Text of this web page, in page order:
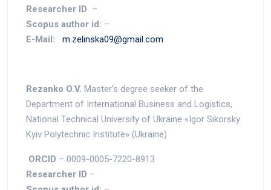
Researcher ID –
Scopus author id: –
E-Mail:
m.zelinska09@gmail.com
Rezanko O.V. Master’s degree seeker of the
Department of International Business and Logistics,
National Technical University of Ukraine «Igor Sikorsky
Kyiv Polytechnic Institute» (Ukraine)
ORCID – 0009-0005-7220-8913
Researcher ID –